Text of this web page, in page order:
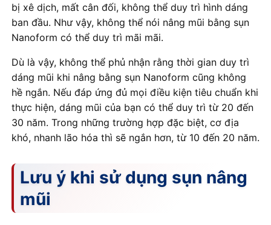
bị xê dịch, mất cân đối, không thể duy trì hình dáng
ban đầu. Như vậy, không thể nói nâng mũi bằng sụn
Nanoform có thể duy trì mãi mãi.
Dù là vậy, không thể phủ nhận rằng thời gian duy trì
dáng mũi khi nâng bằng sụn Nanoform cũng không
hề ngắn. Nếu đáp ứng đủ mọi điều kiện tiêu chuẩn khi
thực hiện, dáng mũi của bạn có thể duy trì từ 20 đến
30 năm. Trong những trường hợp đặc biệt, cơ địa
khó, nhanh lão hóa thì sẽ ngắn hơn, từ 10 đến 20 năm.
Lưu ý khi sử dụng sụn nâng
mũi